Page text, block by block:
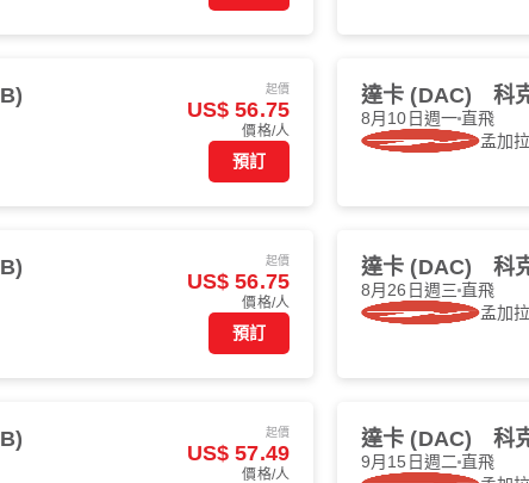
起價
US$ 56.75
價格/人
預訂
達卡 (DAC) 科
8月10日週一直飛
孟加
起價
US$ 56.75
價格/人
預訂
達卡 (DAC) 科
8月26日週三 直飛
孟加
起價
US$ 57.49
價格/人
達卡 (DAC) 科
9月15日週二 直飛